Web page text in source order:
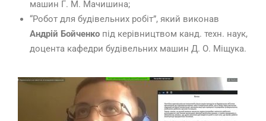
машин Г. М. Мачишина;
“Робот для будівельних робіт”, який виконав
Андрій Бойченко під керівництвом канд. техн. наук,
доцента кафедри будівельних машин Д. О. Міщука.